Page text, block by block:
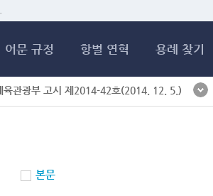
어문 규정 항별 연혁 용례 찾기
관광부 고시 제2014-42호(2014. 12. 5.)
본문